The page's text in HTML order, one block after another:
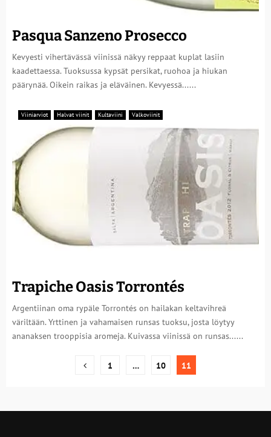
Pasqua Sanzeno Prosecco
Kevyesti vihertävässä viinissä näkyy reppaat kuplat lasiin
kaadettaessa. Tuoksussa kypsät persikat, ruohoa ja hiukan
päärynää. Oikein raikas ja eläväinen. Kevyessä......
Viiniarviot Halvat viinit Kultaviini Valkoviinit
Trapiche Oasis Torrontés
Argentiinan oma rypäle Torrontés on hailakan keltavihreä
väriltään. Yrttinen ja vahamaisen runsas tuoksu, josta löytyy
ananaksen trooppisia aromeja. Kuivassa viinissä on runsas......
Artikkelien
1 … 10 11